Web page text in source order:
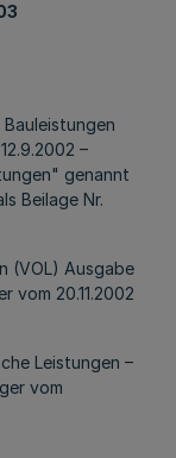
–
genannt
Beilage Nr.
(VOL) Ausgabe
vom 20.11.2002
Leistungen –
vom